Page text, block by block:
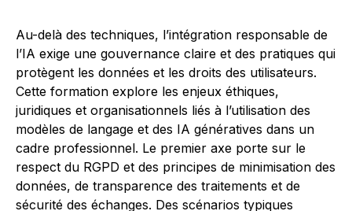
Au-delà des techniques, l’intégration responsable de
l’IA exige une gouvernance claire et des pratiques qui
protègent les données et les droits des utilisateurs.
Cette formation explore les enjeux éthiques,
juridiques et organisationnels liés à l’utilisation des
modèles de langage et des IA génératives dans un
cadre professionnel. Le premier axe porte sur le
respect du RGPD et des principes de minimisation des
données, de transparence des traitements et de
sécurité des échanges. Des scénarios typiques